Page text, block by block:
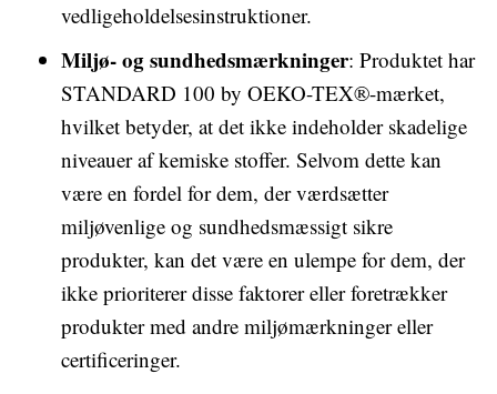
vedligeholdelsesinstruktioner.
Miljø- og sundhedsmærkninger: Produktet har
STANDARD 100 by OEKO-TEX®-mærket,
hvilket betyder, at det ikke indeholder skadelige
niveauer af kemiske stoffer. Selvom dette kan
være en fordel for dem, der værdsætter
miljøvenlige og sundhedsmæssigt sikre
produkter, kan det være en ulempe for dem, der
ikke prioriterer disse faktorer eller foretrækker
produkter med andre miljømærkninger eller
certificeringer.